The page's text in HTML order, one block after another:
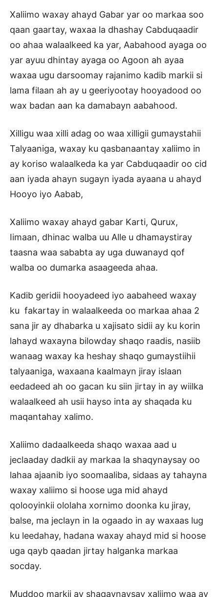
Xaliimo waxay ahayd Gabar yar oo markaa soo
qaan gaartay, waxaa la dhashay Cabduqaadir
oo ahaa walaalkeed ka yar, Aabahood ayaga oo
yar ayuu dhintay ayaga oo Agoon ah ayaa
waxaa ugu darsoomay rajanimo kadib markii si
lama filaan ah ay u geeriyootay hooyadood oo
wax badan aan ka damabayn aabahood.
Xilligu waa xilli adag oo waa xilligii gumaystahii
Talyaaniga, waxay ku qasbanaantay xaliimo in
ay koriso walaalkeda ka yar Cabduqaadir oo cid
aan iyada ahayn sugayn iyada ayaana u ahayd
Hooyo iyo Aabab,
Xaliimo waxay ahayd gabar Karti, Qurux,
Iimaan, dhinac walba uu Alle u dhamaystiray
taasna waa sababta ay uga duwanayd qof
walba oo dumarka asaageeda ahaa.
Kadib geridii hooyadeed iyo aabaheed waxay
ku fakartay in walaalkeeda oo markaa ahaa 2
sana jir ay dhabarka u xajisato sidii ay ku korin
lahayd waxayna bilowday shaqo raadis, nasiib
wanaag waxay ka heshay shaqo gumaystiihii
talyaaniga, waxaana kaalmayn jiray islaan
eedadeed ah oo gacan ku siin jirtay in ay wiilka
walaalkeed ah usii hayso inta ay shaqada ku
maqantahay xalimo.
Xaliimo dadaalkeeda shaqo waxaa aad u
jeclaaday dadkii ay markaa la shaqynaysay oo
lahaa ajaanib iyo soomaaliba, sidaas ay tahayna
waxay xaliimo si hoose uga mid ahayd
qolooyinkii ololaha xornimo doonka ku jiray,
balse, ma jeclayn in la ogaado in ay waxaas lug
ku leedahay, hadana waxay ahayd mid si hoose
uga qayb qaadan jirtay halganka markaa
socday.
Muddoo markii ay shaqaynaysay xaliimo waa ay